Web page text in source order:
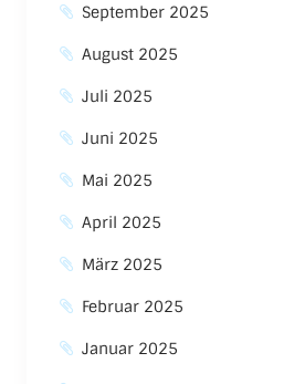
September 2025
August 2025
Juli 2025
Juni 2025
Mai 2025
April 2025
März 2025
Februar 2025
Januar 2025